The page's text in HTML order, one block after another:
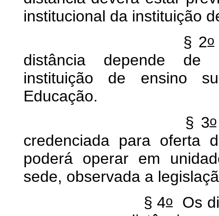
institucional da instituição
§ 2o
distância depende de
instituição de ensino
Educação.
§ 3o
credenciada para oferta
poderá operar em
sede, observada a
§ 4oOs